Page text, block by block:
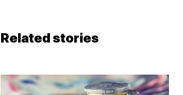
Related stories